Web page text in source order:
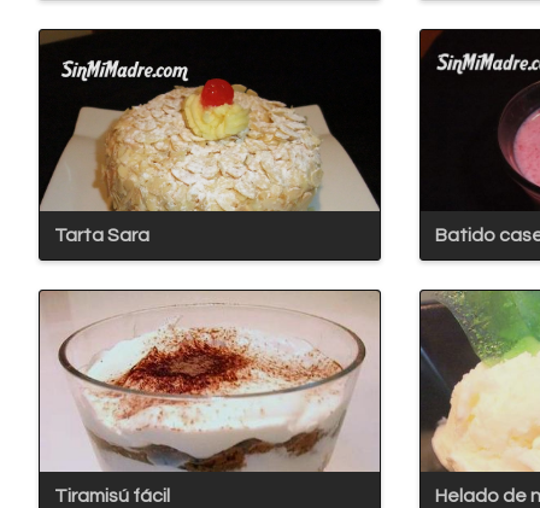
Tarta Sara Batido
Tiramisú fácil Helado de